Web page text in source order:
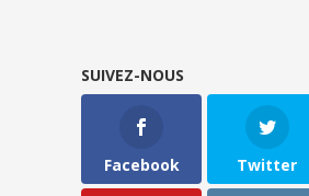
SUIVEZ-NOUS
Facebook Twitter